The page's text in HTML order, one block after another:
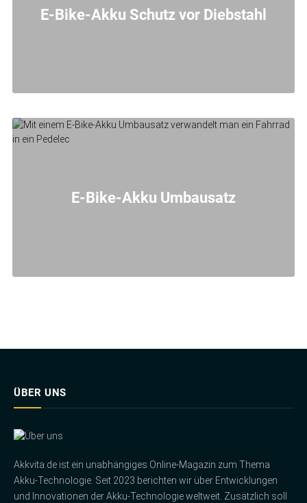
E-Bike-Akku Schutz vor Diebstahl
E-Bike-Akku Umbausatz
ÜBER UNS
Akkvita.de ist ein unabhängiges Online-Magazin zum Thema
Akku-Technologie. Seit 2023 berichten wir über Entwicklungen
und Innovationen der Akku-Technologie weltweit. Zusätzlich soll